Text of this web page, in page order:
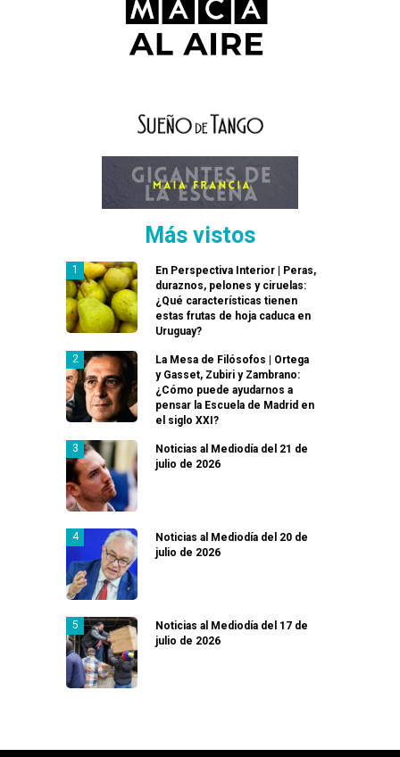
Más vistos
En Perspectiva Interior | Peras,
duraznos, pelones y ciruelas:
¿Qué características tienen
estas frutas de hoja caduca en
Uruguay?
La Mesa de Filósofos | Ortega
y Gasset, Zubiri y Zambrano:
¿Cómo puede ayudarnos a
pensar la Escuela de Madrid en
el siglo XXI?
Noticias al Mediodía del 21 de
julio de 2026
Noticias al Mediodía del 20 de
julio de 2026
Noticias al Mediodía del 17 de
julio de 2026